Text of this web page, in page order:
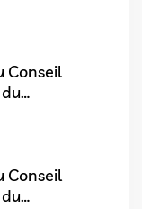
Conseil
Conseil